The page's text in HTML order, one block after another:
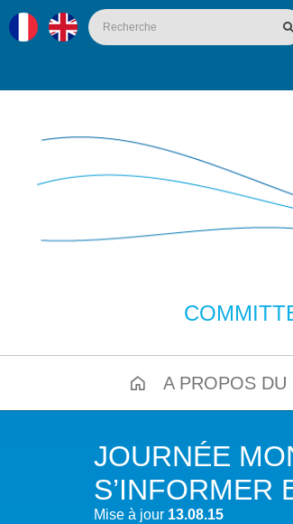
A PROPOS DU
LES MEMBRES DU
JOURNÉE
S’INFORMER
Mise à jour 13.08.15